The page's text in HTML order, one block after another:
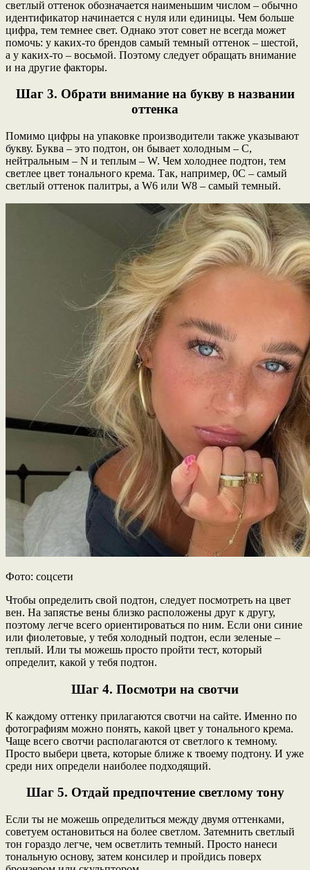
светлый оттенок обозначается наименьшим числом – обычно
идентификатор начинается с нуля или единицы. Чем больше
цифра, тем темнее свет. Однако этот совет не всегда может
помочь: у каких-то брендов самый темный оттенок – шестой,
а у каких-то – восьмой. Поэтому следует обращать внимание
и на другие факторы.
Шаг 3. Обрати внимание на букву в названии
оттенка
Помимо цифры на упаковке производители также указывают
букву. Буква – это подтон, он бывает холодным – C,
нейтральным – N и теплым – W. Чем холоднее подтон, тем
светлее цвет тонального крема. Так, например, 0С – самый
светлый оттенок палитры, а W6 или W8 – самый темный.
Фото: соцсети
Чтобы определить свой подтон, следует посмотреть на цвет
вен. На запястье вены близко расположены друг к другу,
поэтому легче всего ориентироваться по ним. Если они синие
или фиолетовые, у тебя холодный подтон, если зеленые –
теплый. Или ты можешь просто пройти тест, который
определит, какой у тебя подтон.
Шаг 4. Посмотри на свотчи
К каждому оттенку прилагаются свотчи на сайте. Именно по
фотографиям можно понять, какой цвет у тонального крема.
Чаще всего свотчи располагаются от светлого к темному.
Просто выбери цвета, которые ближе к твоему подтону. И уже
среди них определи наиболее подходящий.
Шаг 5. Отдай предпочтение светлому тону
Если ты не можешь определиться между двумя оттенками,
советуем остановиться на более светлом. Затемнить светлый
тон гораздо легче, чем осветлить темный. Просто нанеси
тональную основу, затем консилер и пройдись поверх